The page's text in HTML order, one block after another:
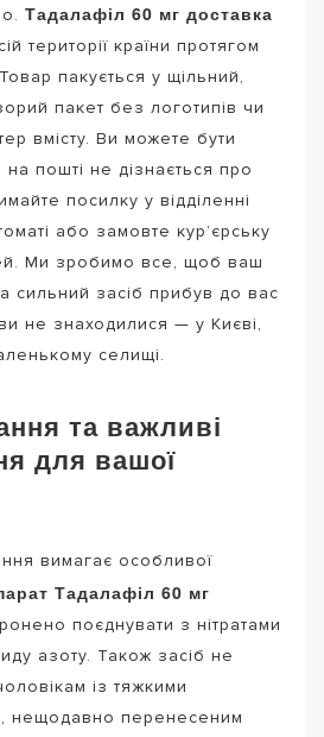
Тадалафіл 60 мг доставка
території країни протягом
пакується у щільний,
пакет без логотипів чи
вмісту. Ви можете бути
пошті не дізнається про
посилку у відділенні
або замовте кур’єрську
Ми зробимо все, щоб ваш
сильний засіб прибув до вас
не знаходилися — у Києві,
селищі.
та важливі
для вашої
вимагає особливої
Тадалафіл 60 мг
поєднувати з нітратами
азоту. Також засіб не
із тяжкими
нещодавно перенесеним